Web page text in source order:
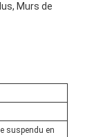
Murs de
suspendu en